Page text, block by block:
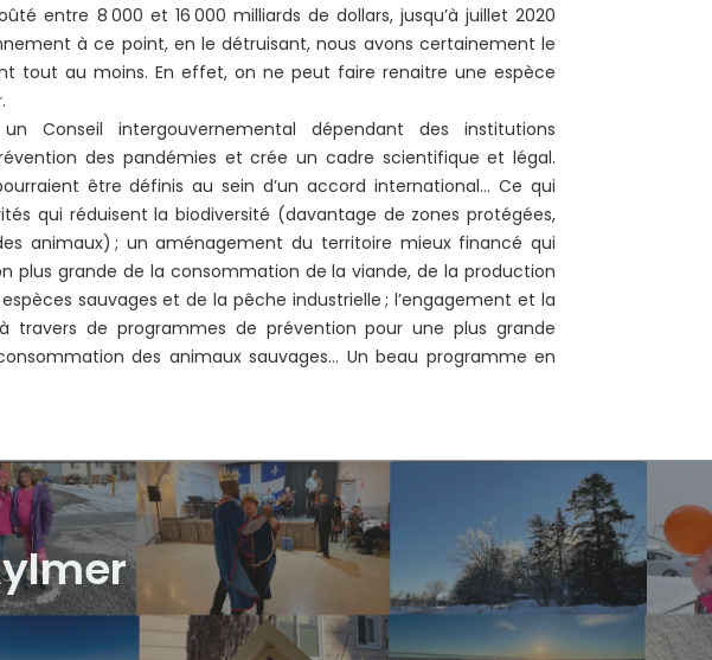
entre 8 000 et 16 000 milliards de dollars, jusqu’à juillet 2020
à ce point, en le détruisant, nous avons certainement le
tout au moins. En effet, on ne peut faire renaitre une espèce
Conseil intergouvernemental dépendant des institutions
des pandémies et crée un cadre scientifique et légal.
être définis au sein d’un accord international… Ce qui
qui réduisent la biodiversité (davantage de zones protégées,
animaux) ; un aménagement du territoire mieux financé qui
plus grande de la consommation de la viande, de la production
sauvages et de la pêche industrielle ; l’engagement et la
travers de programmes de prévention pour une plus grande
des animaux sauvages… Un beau programme en